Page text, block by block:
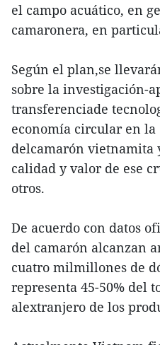
el campo acuático, en
camaronera, en
Según el plan,se
sobre la investigación-
transferenciade
economía circular en la
delcamarón vietnamita
calidad y valor de ese
otros.
De acuerdo con datos
del camarón alcanzan
cuatro milmillones de
representa 45-50% del
alextranjero de los